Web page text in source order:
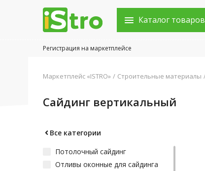
Каталог товаров
Регистрация на маркетплейсе
Маркетплейс «ISTRO» Строительные материалы
Сайдинг вертикальный
Все категории
Потолочный сайдинг
Отливы оконные для сайдинга